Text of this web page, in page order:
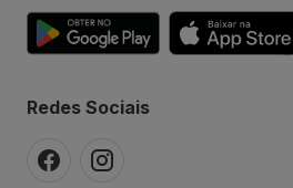
Redes Sociais